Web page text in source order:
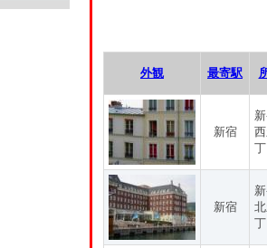
外観 最寄駅
新宿
新宿